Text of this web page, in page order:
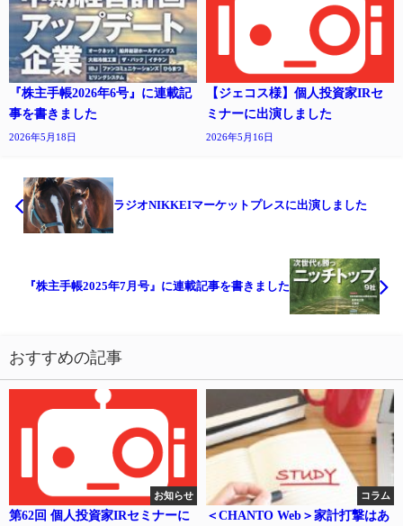
『株主手帳2026年6号』に連載記
事を書きました
2026年5月18日
【ジェコス様】個人投資家IRセ
ミナーに出演しました
2026年5月16日
ラジオNIKKEIマーケットプレスに出演しました
『株主手帳2025年7月号』に連載記事を書きました
おすすめの記事
お知らせ
第62回 個人投資家IRセミナーに
コラム
＜CHANTO Web＞家計打撃はあ